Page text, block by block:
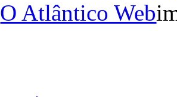
O Atlântico Web